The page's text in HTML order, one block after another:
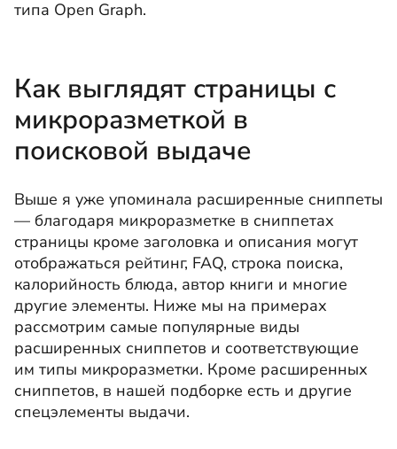
типа Open Graph.
Как выглядят страницы с
микроразметкой в
поисковой выдаче
Выше я уже упоминала расширенные сниппеты
— благодаря микроразметке в сниппетах
страницы кроме заголовка и описания могут
отображаться рейтинг, FAQ, строка поиска,
калорийность блюда, автор книги и многие
другие элементы. Ниже мы на примерах
рассмотрим самые популярные виды
расширенных сниппетов и соответствующие
им типы микроразметки. Кроме расширенных
сниппетов, в нашей подборке есть и другие
спецэлементы выдачи.